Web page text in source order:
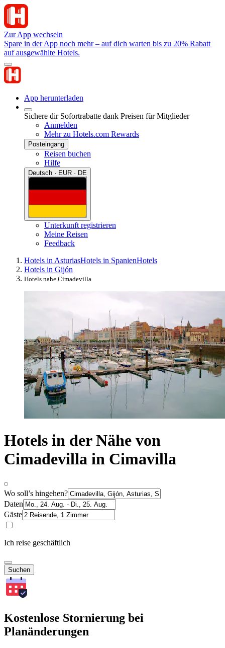
Zur App wechseln
Spare in der App noch mehr – auf dich warten bis zu 20% Rabatt
auf ausgewählte Hotels.
App herunterladen
Sichere dir Sofortrabatte dank Preisen für Mitglieder
Anmelden
Mehr zu Hotels.com Rewards
Posteingang
Reisen buchen
Hilfe
Deutsch · EUR · DE
Unterkunft registrieren
Meine Reisen
Feedback
Hotels in AsturiasHotels in SpanienHotels
Hotels in Gijón
Hotels nahe Cimadevilla
Hotels in der Nähe von
Cimadevilla in Cimavilla
Wo soll’s hingehen?
Daten
Gäste
Ich reise geschäftlich
Suchen
Kostenlose Stornierung bei
Planänderungen